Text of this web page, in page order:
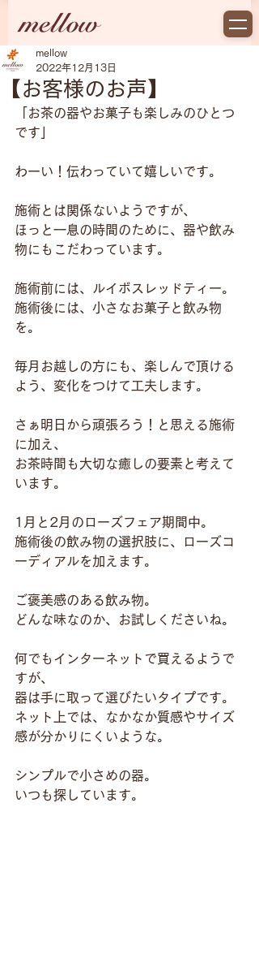
【お客様のお声】
mellow
2022年12月13日
「お茶の器やお菓子も楽しみのひとつ
です」
わーい！伝わっていて嬉しいです。
施術とは関係ないようですが、
ほっと一息の時間のために、器や飲み
物にもこだわっています。
施術前には、ルイボスレッドティー。
施術後には、小さなお菓子と飲み物
を。
毎月お越しの方にも、楽しんで頂ける
よう、変化をつけて工夫します。
さぁ明日から頑張ろう！と思える施術
に加え、
お茶時間も大切な癒しの要素と考えて
います。
1月と2月のローズフェア期間中。
施術後の飲み物の選択肢に、ローズコ
ーディアルを加えます。
ご褒美感のある飲み物。
どんな味なのか、お試しくださいね。
何でもインターネットで買えるようで
すが、
器は手に取って選びたいタイプです。
ネット上では、なかなか質感やサイズ
感が分かりにくいような。
シンプルで小さめの器。
いつも探しています。